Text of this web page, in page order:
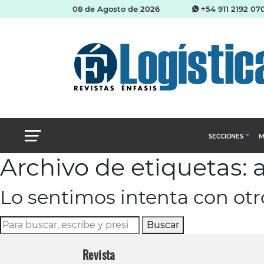
08 de Agosto de 2026 +54 911 2192
SECCIONES
Almacenes e
Archivo de etiquetas:
Lo sentimos intenta con
Buscar
Revista